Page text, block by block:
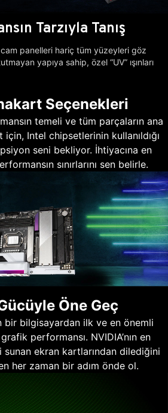
Tarzıyla Tanış
cam panelleri hariç tüm yüzeyleri göz
yapıya sahip, özel “UV” ışınları
Seçenekleri
temeli ve tüm parçaların ana
Intel chipsetlerinin kullanıldığı
seni bekliyor. İhtiyacına en
sınırlarını sen belirle.
Öne Geç
bir bilgisayardan ilk ve en önemli
performansı. NVIDIA’nın en
ekran kartlarından dilediğini
her zaman bir adım önde ol.